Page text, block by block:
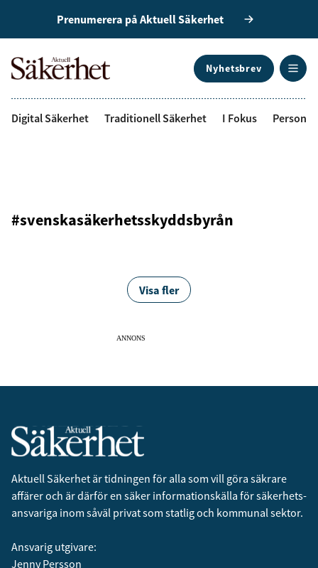
Prenumerera på Aktuell Säkerhet
Nyhetsbrev
Digital Säkerhet Traditionell Säkerhet I Fokus
#svenskasäkerhetsskyddsbyrån
Visa fler
ANNONS
Aktuell Säkerhet är tidningen för alla som vill göra säkrare
affärer och är därför en säker informationskälla för säkerhets­
ansvariga inom såväl privat som statlig och kommunal sektor.
Ansvarig utgivare:
Jenny Persson